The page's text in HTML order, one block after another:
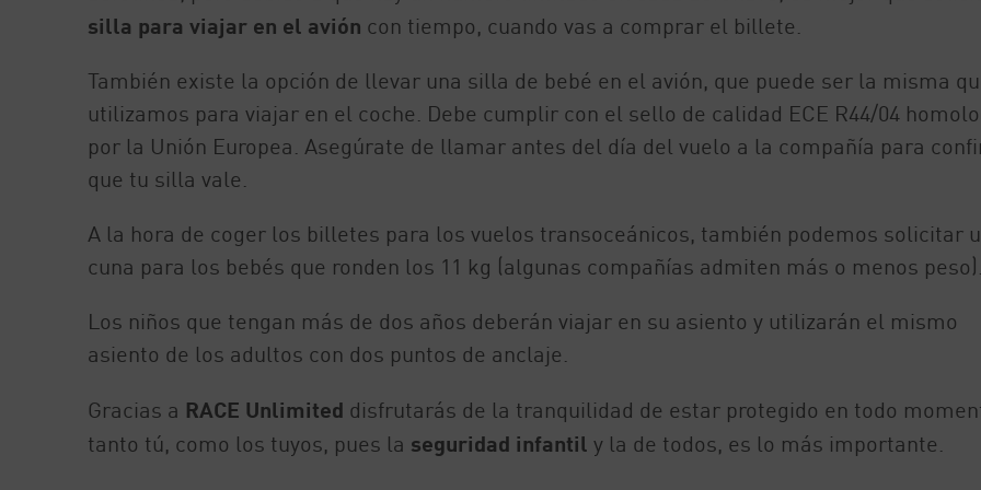
silla para viajar en el avión con tiempo, cuando vas a comprar el billete.
También existe la opción de llevar una silla de bebé en el avión, que puede ser la misma
utilizamos para viajar en el coche. Debe cumplir con el sello de calidad ECE R44/04
por la Unión Europea. Asegúrate de llamar antes del día del vuelo a la compañía para
que tu silla vale.
A la hora de coger los billetes para los vuelos transoceánicos, también podemos solicitar
cuna para los bebés que ronden los 11 kg (algunas compañías admiten más o menos peso).
Los niños que tengan más de dos años deberán viajar en su asiento y utilizarán el mismo
asiento de los adultos con dos puntos de anclaje.
Gracias a RACE Unlimited disfrutarás de la tranquilidad de estar protegido en todo
tanto tú, como los tuyos, pues la seguridad infantil y la de todos, es lo más importante.